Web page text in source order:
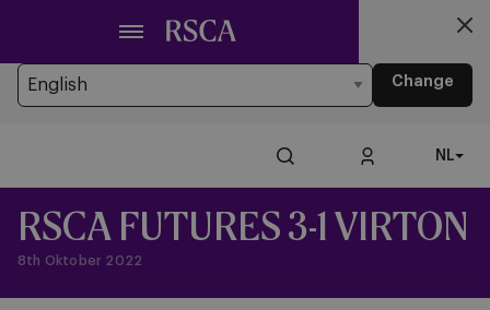
hoofdinhoud
Looking for another Language?
Change
NL
RSCA FUTURES 3-1 VIRTON
8th Oktober 2022